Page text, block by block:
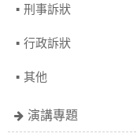
刑事訴狀
行政訴狀
其他
演講專題